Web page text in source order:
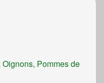
Pommes de